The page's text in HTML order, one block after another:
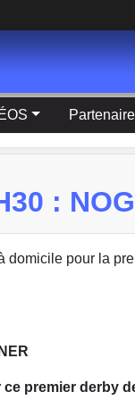
:
domicile pour la
premier derby